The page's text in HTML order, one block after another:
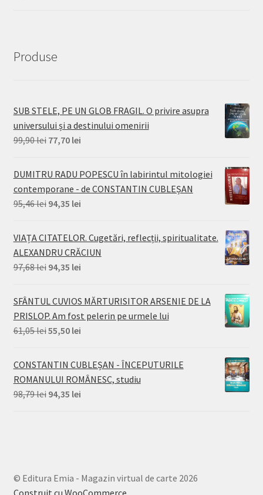
Produse
SUB STELE, PE UN GLOB FRAGIL. O privire asupra
universului și a destinului omenirii
99,90lei Prețul
a
99,90 lei.
77,70 leiPrețul
este:
77,70 lei.
DUMITRU RADU POPESCU în labirintul mitologiei
contemporane - de CONSTANTIN CUBLEȘAN
95,46lei Prețul
a
fost:
95,46 lei.
94,35 leiPrețul
este:
94,35 lei.
VIAȚA CITATELOR. Cugetări, reflecții, spiritualitate.
ALEXANDRU CRĂCIUN
97,68lei Prețul
a
fost:
97,68 lei.
94,35 leiPrețul
este:
94,35 lei.
SFÂNTUL CUVIOS MĂRTURISITOR ARSENIE DE LA
PRISLOP. Am fost pelerin pe urmele lui
61,05leiPrețul
a
fost:
61,05 lei.
55,50 leiPrețul
este:
55,50 lei.
CONSTANTIN CUBLEȘAN - ÎNCEPUTURILE
ROMANULUI ROMÂNESC, studiu
98,79lei Prețul
94,35 leiPrețul
© Editura Emia - Magazin virtual de carte 2026